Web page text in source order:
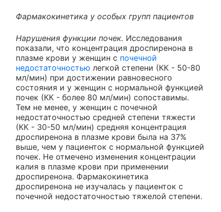
Фармакокинетика у особых групп пациентов
Нарушения функции почек. Исследования
показали, что концентрация дроспиренона в
плазме крови у женщин с почечной
недостаточностью легкой степени (КК - 50-80
мл/мин) при достижении равновесного
состояния и у женщин с нормальной функцией
почек (КК - более 80 мл/мин) сопоставимы.
Тем не менее, у женщин с почечной
недостаточностью средней степени тяжести
(КК - 30-50 мл/мин) средняя концентрация
дроспиренона в плазме крови была на 37%
выше, чем у пациенток с нормальной функцией
почек. Не отмечено изменения концентрации
калия в плазме крови при применении
дроспиренона. Фармакокинетика
дроспиренона не изучалась у пациенток с
почечной недостаточностью тяжелой степени.